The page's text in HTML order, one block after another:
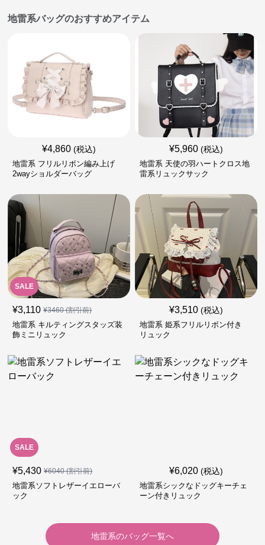
地雷系バッグのおすすめアイテム
¥4,860 (税込)
地雷系 フリルリボン編み上げ
2wayショルダーバッグ
¥5,960 (税込)
地雷系 天使の羽ハートクロス地
雷系リュックサック
SALE
¥3,110 ¥3460(割引前)
地雷系 キルティングスタッズ装
飾ミニリュック
¥3,510 (税込)
地雷系 姫系フリルリボン付き
リュック
SALE
¥5,430 ¥6040(割引前)
地雷系ソフトレザーイエローバ
ック
¥6,020 (税込)
地雷系シックなドッグキーチェ
ーン付きリュック
地雷系のバッグ一覧へ